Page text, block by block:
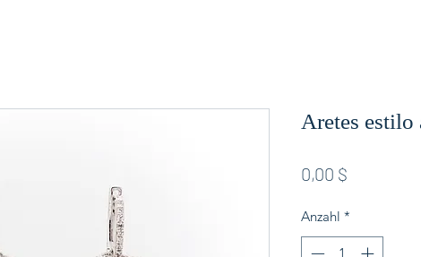
Aretes estilo
0,00 $
Anzahl *